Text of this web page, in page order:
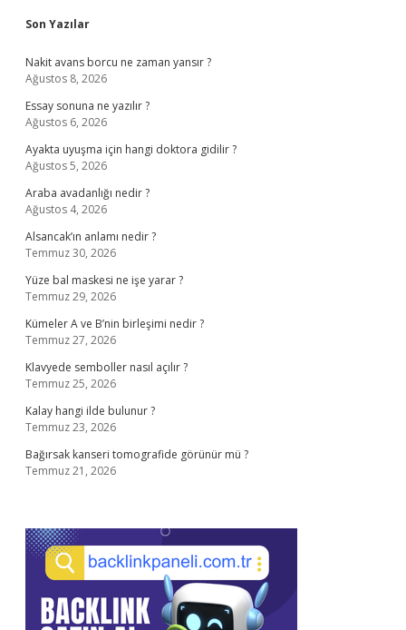
Sidebar
Son Yazılar
Nakit avans borcu ne zaman yansır ?
Ağustos 8, 2026
Essay sonuna ne yazılır ?
Ağustos 6, 2026
Ayakta uyuşma için hangi doktora gidilir ?
Ağustos 5, 2026
Araba avadanlığı nedir ?
Ağustos 4, 2026
Alsancak’ın anlamı nedir ?
Temmuz 30, 2026
Yüze bal maskesi ne işe yarar ?
Temmuz 29, 2026
Kümeler A ve B’nin birleşimi nedir ?
Temmuz 27, 2026
Klavyede semboller nasıl açılır ?
Temmuz 25, 2026
Kalay hangi ilde bulunur ?
Temmuz 23, 2026
Bağırsak kanseri tomografide görünür mü ?
Temmuz 21, 2026